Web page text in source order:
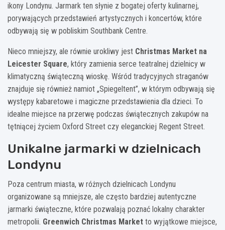
ikony Londynu. Jarmark ten słynie z bogatej oferty kulinarnej,
porywających przedstawień artystycznych i koncertów, które
odbywają się w pobliskim Southbank Centre.
Nieco mniejszy, ale równie urokliwy jest Christmas Market na
Leicester Square, który zamienia serce teatralnej dzielnicy w
klimatyczną świąteczną wioskę. Wśród tradycyjnych straganów
znajduje się również namiot „Spiegeltent”, w którym odbywają się
występy kabaretowe i magiczne przedstawienia dla dzieci. To
idealne miejsce na przerwę podczas świątecznych zakupów na
tętniącej życiem Oxford Street czy eleganckiej Regent Street.
Unikalne jarmarki w dzielnicach
Londynu
Poza centrum miasta, w różnych dzielnicach Londynu
organizowane są mniejsze, ale często bardziej autentyczne
jarmarki świąteczne, które pozwalają poznać lokalny charakter
metropolii. Greenwich Christmas Market to wyjątkowe miejsce,